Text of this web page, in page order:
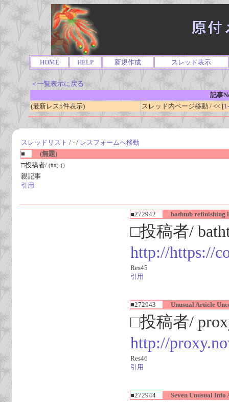
HOME HELP 新規作成 スレッド表示
＜一覧表示に戻る
記事
(最新レス5件表示)
スレッド内ページ移動 / << [
スレッドリスト / - / レスフォームへ移動
■
(無題)
□投稿者/ (##)-()
親記事
引用
■272942 bathtub refinishing
□投稿者/
http://https://
Res45
引用
■272943 Unusual Article
□投稿者/
http://
Res46
引用
■272944 Seven Unusual Info